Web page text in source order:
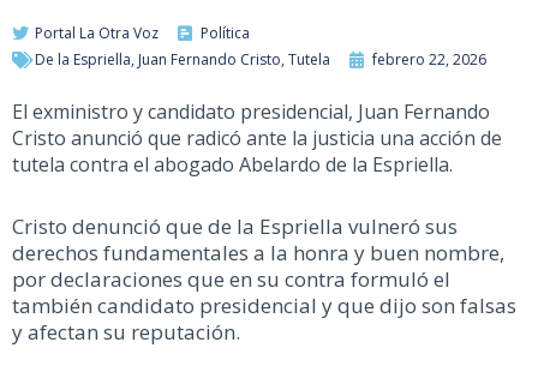
Portal La Otra Voz
Política
De la Espriella, Juan Fernando Cristo, Tutela febrero 22, 2026
El exministro y candidato presidencial, Juan Fernando
Cristo anunció que radicó ante la justicia una acción de
tutela contra el abogado Abelardo de la Espriella.
Cristo denunció que de la Espriella vulneró sus
derechos fundamentales a la honra y buen nombre,
por declaraciones que en su contra formuló el
también candidato presidencial y que dijo son falsas
y afectan su reputación.